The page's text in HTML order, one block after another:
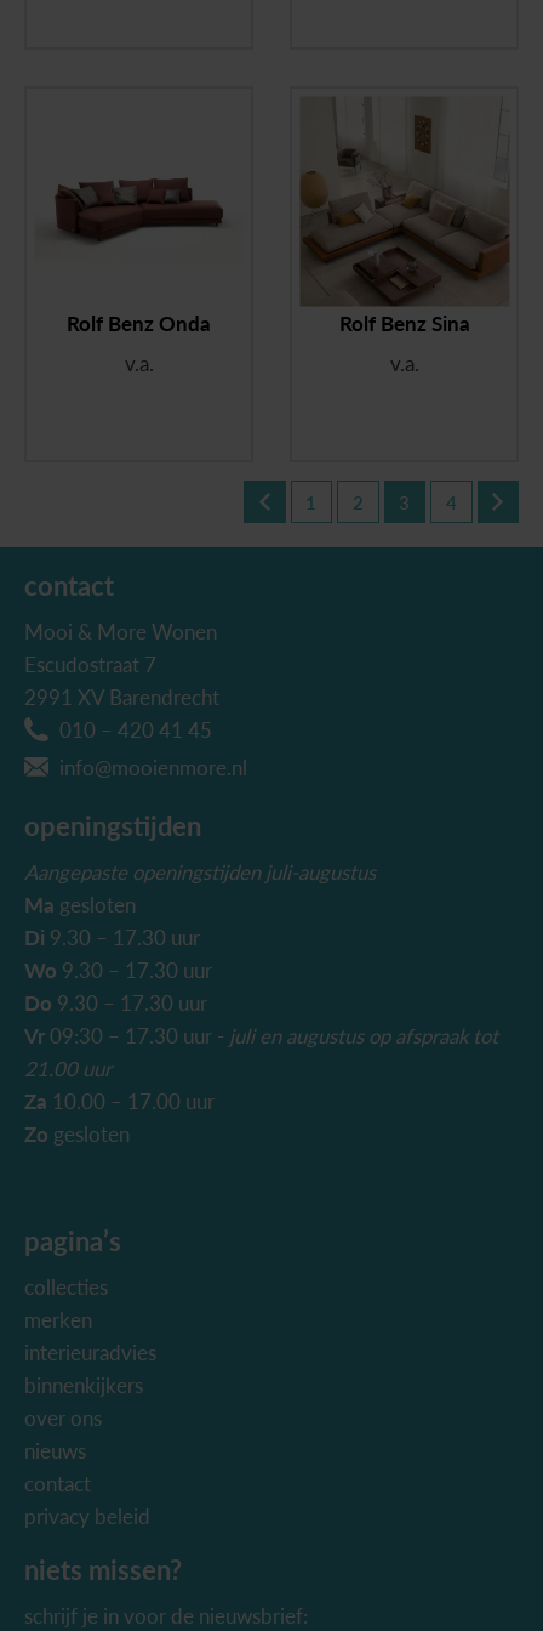
Rolf Benz Onda
v.a.
Rolf Benz Sina
v.a.
1 2 3 4
contact
Mooi & More Wonen
Escudostraat 7
2991 XV Barendrecht
010 – 420 41 45
info@mooienmore.nl
openingstijden
Aangepaste openingstijden juli-augustus
Ma gesloten
Di 9.30 – 17.30 uur
Wo 9.30 – 17.30 uur
Do 9.30 – 17.30 uur
Vr 09:30 – 17.30 uur - juli en augustus op afspraak tot
21.00 uur
Za 10.00 – 17.00 uur
Zo gesloten
pagina’s
collecties
merken
interieuradvies
binnenkijkers
over ons
nieuws
contact
privacy beleid
niets missen?
schrijf je in voor de nieuwsbrief: